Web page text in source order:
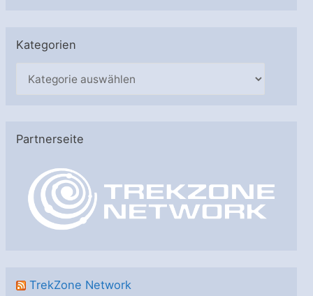
Kategorien
g
Partnerseite
TrekZone Network